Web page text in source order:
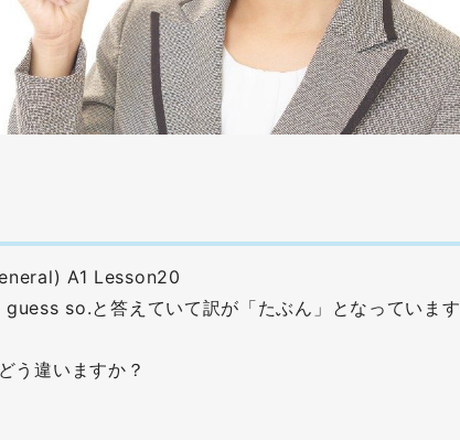
A1 Lesson20
so.と答えていて訳が「たぶん」となっています
う違いますか？